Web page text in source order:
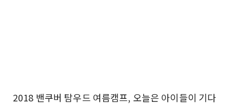
2018 밴쿠버 탐우드 여름캠프, 오늘은 아이들이 기다